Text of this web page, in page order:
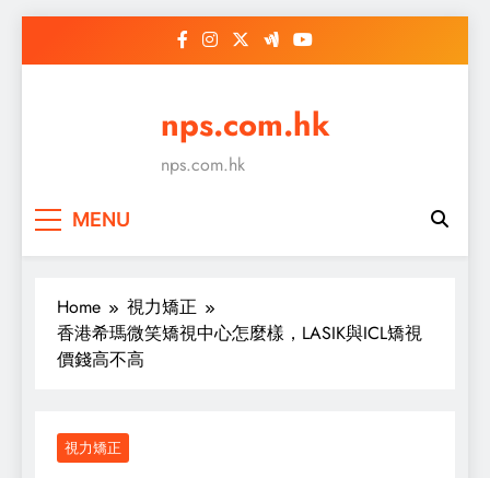
nps.com.hk
nps.com.hk
MENU
Home
視力矯正
香港希瑪微笑矯視中心怎麼樣，LASIK與ICL矯視
價錢高不高
視力矯正